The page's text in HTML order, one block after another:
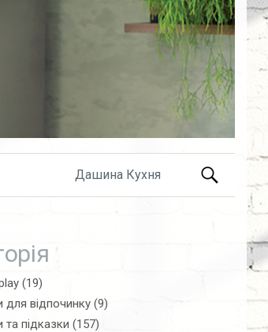
Дашина Кухня Search
(19)
для відпочинку(9)
підказки (157)